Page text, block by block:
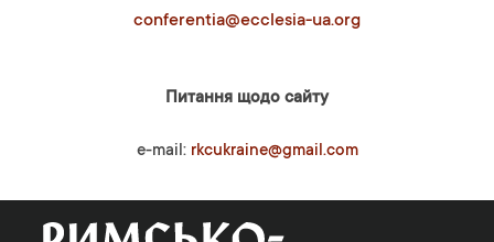
conferentia@ecclesia-ua.org
Питання щодо сайту
e-mail: rkcukraine@gmail.com